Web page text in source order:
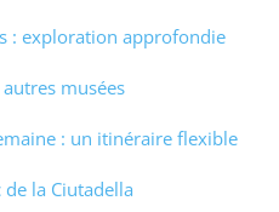
: exploration approfondie
musées
: un itinéraire flexible
de la Ciutadella